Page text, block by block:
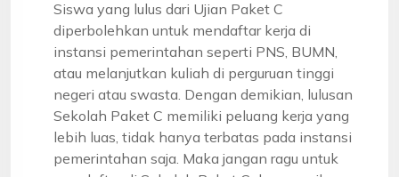
Siswa yang lulus dari Ujian Paket C
diperbolehkan untuk mendaftar kerja di
instansi pemerintahan seperti PNS, BUMN,
atau melanjutkan kuliah di perguruan tinggi
negeri atau swasta. Dengan demikian, lulusan
Sekolah Paket C memiliki peluang kerja yang
lebih luas, tidak hanya terbatas pada instansi
pemerintahan saja. Maka jangan ragu untuk